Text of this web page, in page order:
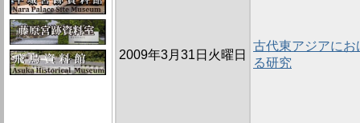
2009年3月31日火曜日
古代東アジアに
る研究